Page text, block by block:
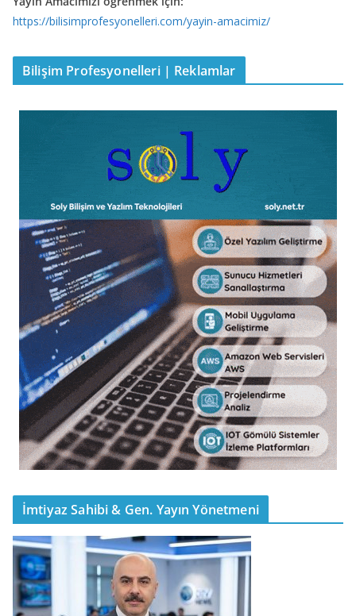
https://bilisimprofesyonelleri.com/yayin-amacimiz/
Bilişim Profesyonelleri | Reklamlar
İmtiyaz Sahibi & Gen. Yayın Yönetmeni